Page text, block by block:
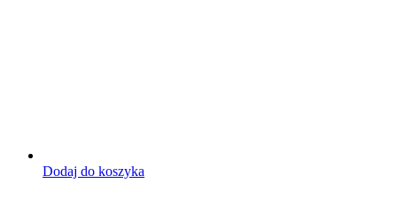
Dodaj do koszyka